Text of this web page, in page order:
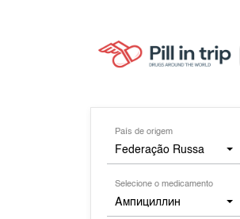
País de origem
Federação Russa
Selecione o medicamento
Ампициллин